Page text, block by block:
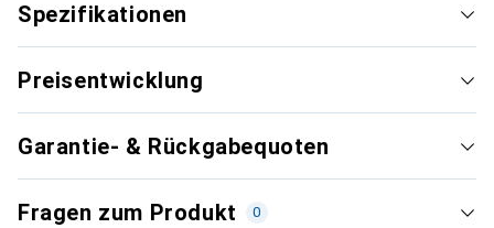
Spezifikationen
Preisentwicklung
Garantie- & Rückgabequoten
Fragen zum Produkt 0